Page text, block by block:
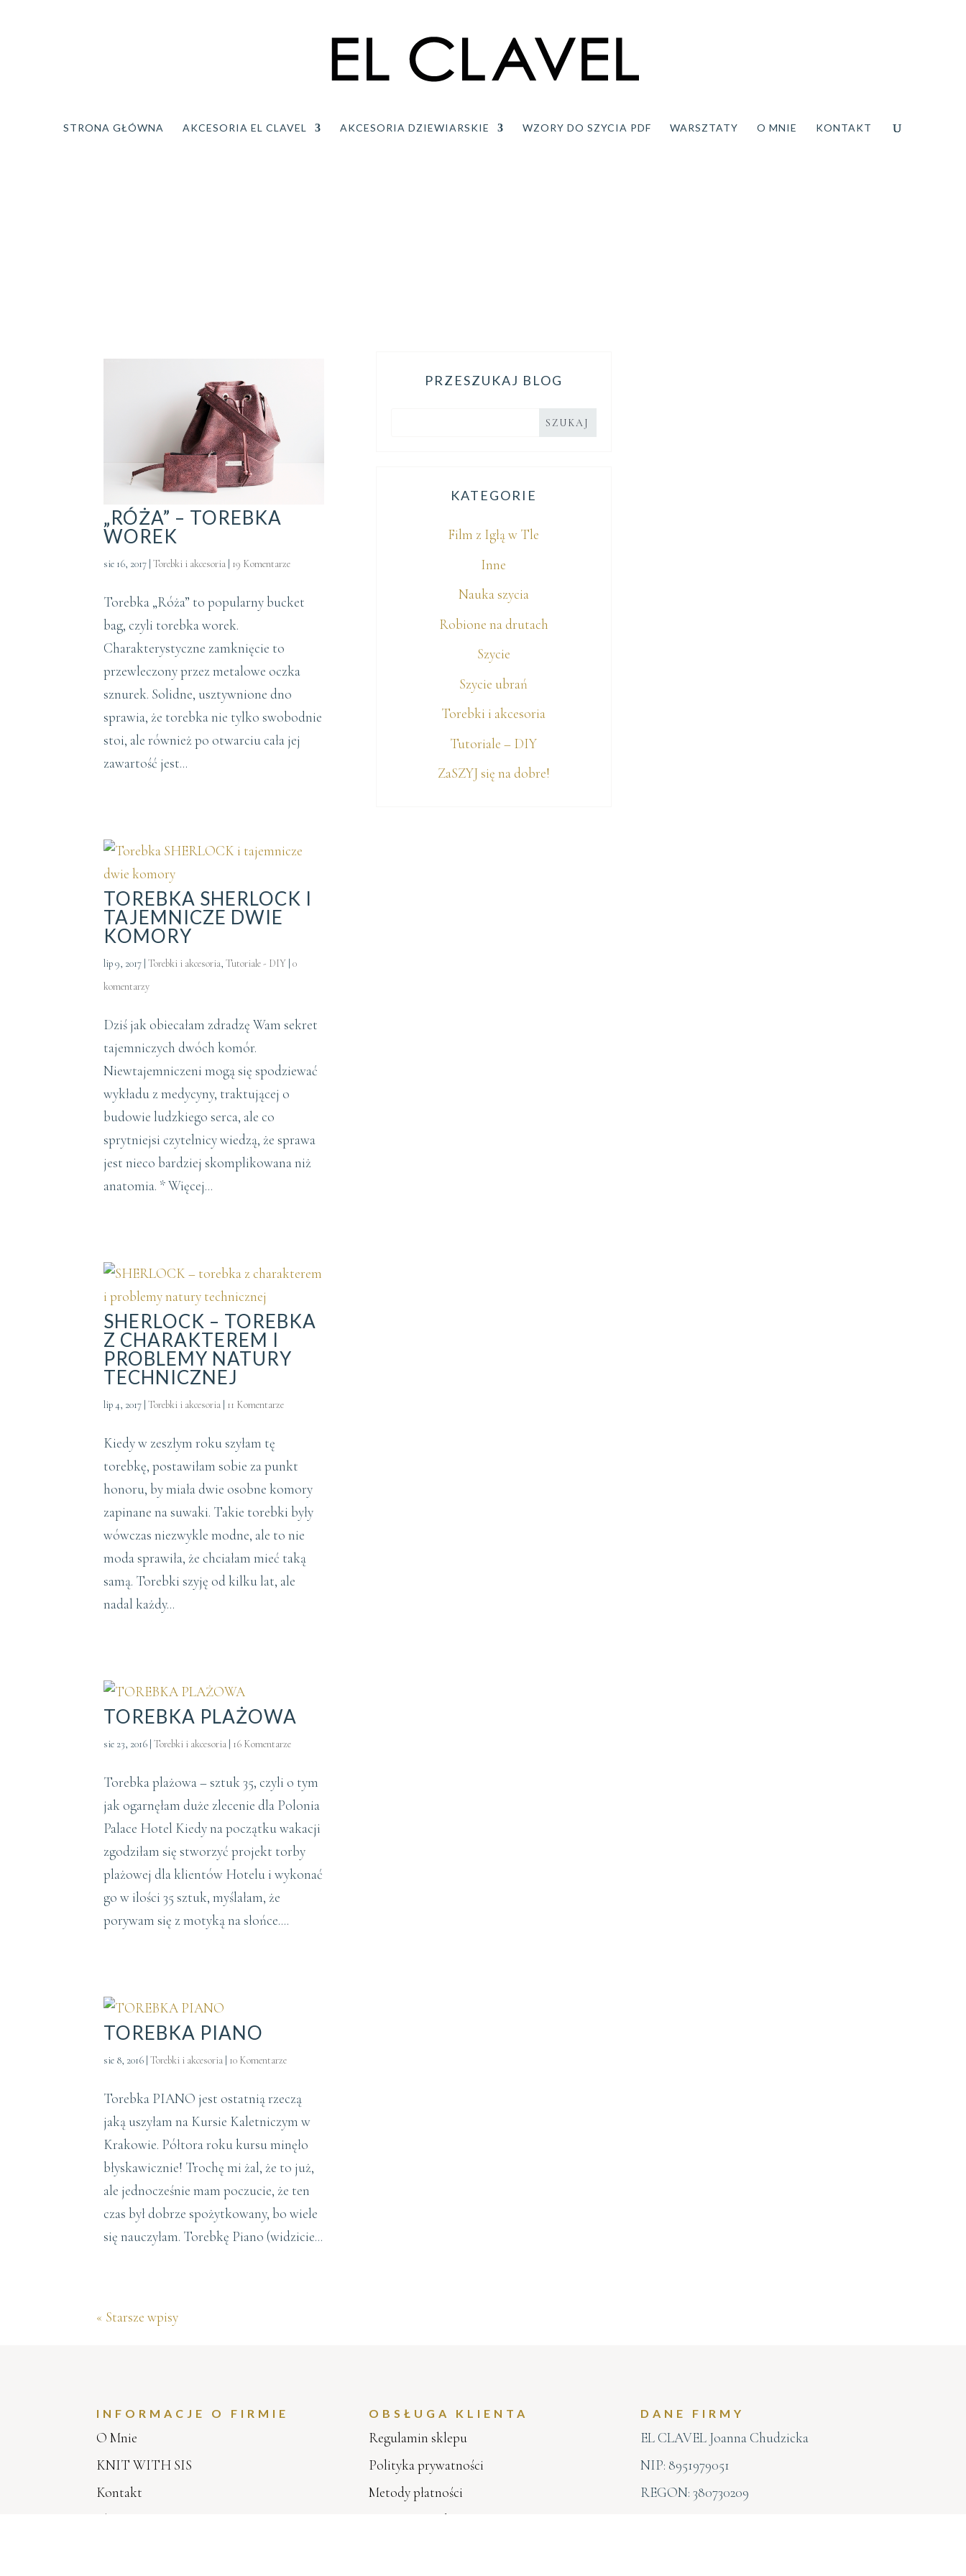
STRONA GŁÓWNA AKCESORIA EL CLAVEL AKCESORIA DZIEWIARSKIE WZORY DO SZYCIA PDF WARSZTATY O MNIE KONTAKT
„RÓŻA” – TOREBKA
WOREK
sie 16, 2017 |Torebki i akcesoria 19 Komentarze
Torebka „Róża” to popularny bucket
bag, czyli torebka worek.
Charakterystyczne zamknięcie to
przewleczony przez metalowe oczka
sznurek. Solidne, usztywnione dno
sprawia, że torebka nie tylko swobodnie
stoi, ale również po otwarciu cała jej
zawartość jest...
TOREBKA SHERLOCK I
TAJEMNICZE DWIE
KOMORY
lip 9, 2017 |Torebki i akcesoria,Tutoriale - DIY |0
komentarzy
Dziś jak obiecałam zdradzę Wam sekret
tajemniczych dwóch komór.
Niewtajemniczeni mogą się spodziewać
wykładu z medycyny, traktującej o
budowie ludzkiego serca, ale co
sprytniejsi czytelnicy wiedzą, że sprawa
jest nieco bardziej skomplikowana niż
anatomia. * Więcej...
SHERLOCK – TOREBKA
Z CHARAKTEREM I
PROBLEMY NATURY
TECHNICZNEJ
lip 4, 2017 |Torebki i akcesoria 11 Komentarze
Kiedy w zeszłym roku szyłam tę
torebkę, postawiłam sobie za punkt
honoru, by miała dwie osobne komory
zapinane na suwaki. Takie torebki były
wówczas niezwykle modne, ale to nie
moda sprawiła, że chciałam mieć taką
samą. Torebki szyję od kilku lat, ale
nadal każdy...
TOREBKA PLAŻOWA
sie 23, 2016 |Torebki i akcesoria 16 Komentarze
Torebka plażowa – sztuk 35, czyli o tym
jak ogarnęłam duże zlecenie dla Polonia
Palace Hotel Kiedy na początku wakacji
zgodziłam się stworzyć projekt torby
plażowej dla klientów Hotelu i wykonać
go w ilości 35 sztuk, myślałam, że
porywam się z motyką na słońce....
TOREBKA PIANO
sie 8, 2016 |Torebki i akcesoria 10 Komentarze
Torebka PIANO jest ostatnią rzeczą
jaką uszyłam na Kursie Kaletniczym w
Krakowie. Półtora roku kursu minęło
błyskawicznie! Trochę mi żal, że to już,
ale jednocześnie mam poczucie, że ten
czas był dobrze spożytkowany, bo wiele
się nauczyłam. Torebkę Piano (widzicie...
« Starsze wpisy
PRZESZUKAJ BLOG
KATEGORIE
Film z Igłą w Tle
Inne
Nauka szycia
Robione na drutach
Szycie
Szycie ubrań
Torebki i akcesoria
Tutoriale – DIY
ZaSZYJ się na dobre!
INFORMACJE O FIRMIE
O Mnie
KNIT WITH SIS
Kontakt
Blog
OBSŁUGA KLIENTA
Regulamin sklepu
Polityka prywatności
Metody płatności
Koszty i czas dostawy
DANE FIRMY
EL CLAVEL Joanna Chudzicka
NIP: 8951979051
REGON: 380730209